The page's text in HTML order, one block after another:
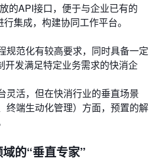
的API接口，便于与企业已有的
集成，构建协同工作平台。
规范化有较高要求，同时具备一定
开发满足特定业务需求的快消企
灵活，但在快消行业的垂直场景
终端生动化管理）方面，预置的解
的“垂直专家”